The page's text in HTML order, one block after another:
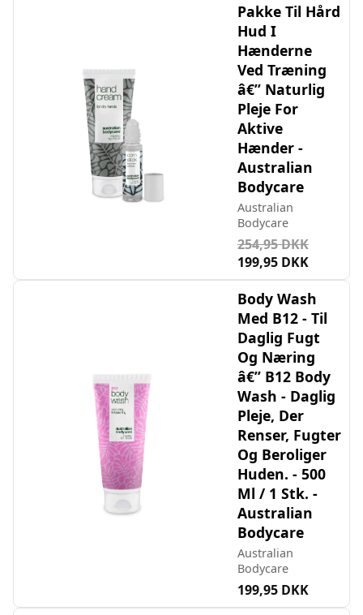
Pakke Til Hård
Hud I
Hænderne
Ved Træning
â€” Naturlig
Pleje For
Aktive
Hænder -
Australian
Bodycare
Australian
Bodycare
254,95 DKK
199,95 DKK
Body Wash
Med B12 - Til
Daglig Fugt
Og Næring
â€” B12 Body
Wash - Daglig
Pleje, Der
Renser, Fugter
Og Beroliger
Huden. - 500
Ml / 1 Stk. -
Australian
Bodycare
Australian
Bodycare
199,95 DKK